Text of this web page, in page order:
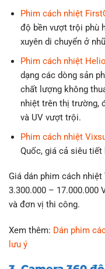
Phim cách nhiệt
độ bền vượt trội phù
xuyên di chuyển ở
Phim cách nhiệt
dạng các dòng sản
chất lượng không
nhiệt trên thị trường,
và UV vượt trội.
Phim cách nhiệt
Quốc, giá cả siêu tiết
Giá dán phim cách
3.300.000 – 17.000.000
và đơn vị thi công.
Xem thêm: Dán phim
lưu ý